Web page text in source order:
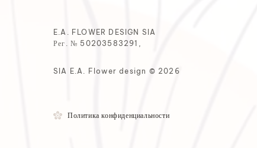
E.A. FLOWER DESIGN SIA
Рег. № 50203583291,
SIA E.A. Flower design © 2026
Политика конфиденциальности